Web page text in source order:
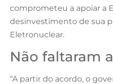
comprometeu a apoiar a
desinvestimento de sua
Eletronuclear.
Não faltaram
“A partir do acordo, o